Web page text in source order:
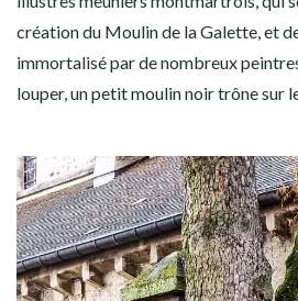
création du Moulin de la Galette, et
immortalisé par de nombreux
louper, un petit moulin noir trône sur